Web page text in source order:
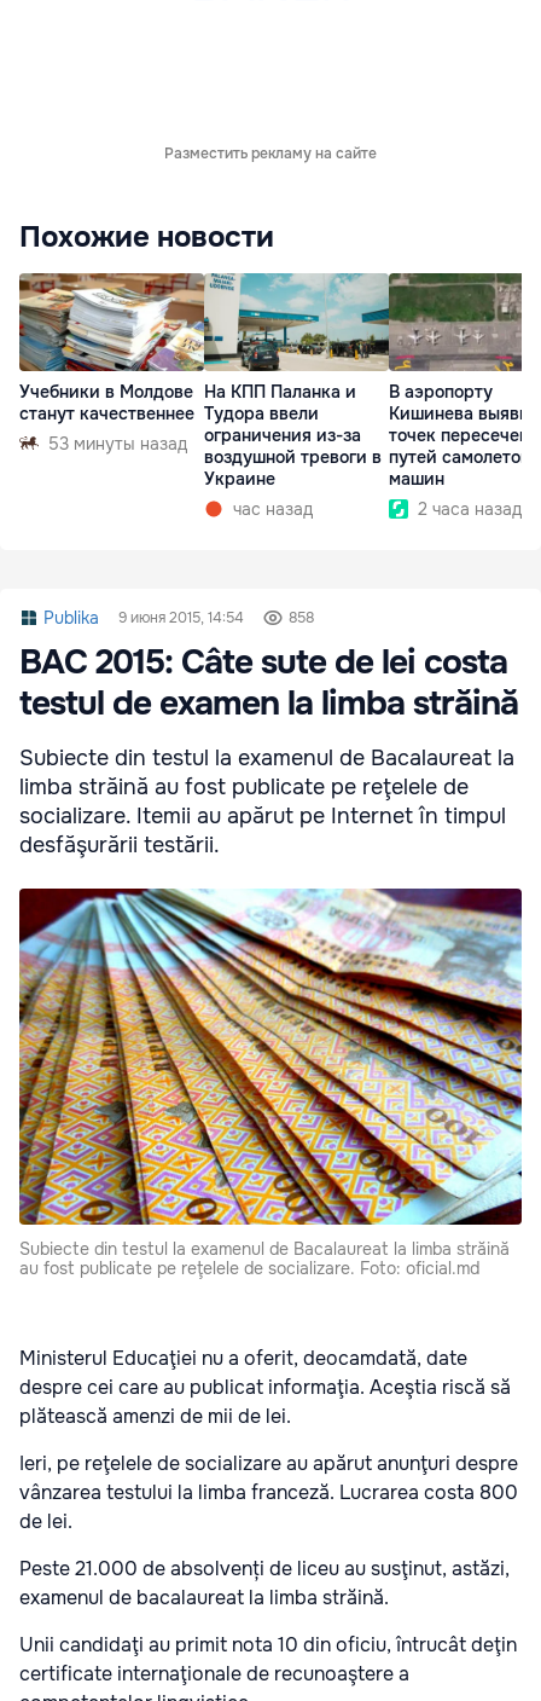
Разместить рекламу на сайте
Похожие новости
Учебники в Молдове
станут качественнее
53 минуты назад
На КПП Паланка и
Тудора ввели
ограничения из-за
воздушной тревоги в
Украине
час назад
В аэропорту
Кишинева
точек
путей самолетов
машин
2 часа назад
Publika 9 июня 2015, 14:54 858
BAC 2015: Câte sute de lei costa
testul de examen la limba străină
Subiecte din testul la examenul de Bacalaureat la
limba străină au fost publicate pe reţelele de
socializare. Itemii au apărut pe Internet în timpul
desfăşurării testării.
Subiecte din testul la examenul de Bacalaureat la limba străină
au fost publicate pe reţelele de socializare. Foto: oficial.md
Ministerul Educaţiei nu a oferit, deocamdată, date
despre cei care au publicat informaţia. Aceştia riscă să
plătească amenzi de mii de lei.
Ieri, pe reţelele de socializare au apărut anunţuri despre
vânzarea testului la limba franceză. Lucrarea costa 800
de lei.
Peste 21.000 de absolvenți de liceu au susţinut, astăzi,
examenul de bacalaureat la limba străină.
Unii candidaţi au primit nota 10 din oficiu, întrucât deţin
certificate internaţionale de recunoaştere a